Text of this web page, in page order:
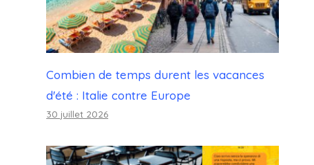
Combien de temps durent les vacances
d'été : Italie contre Europe
30 juillet 2026